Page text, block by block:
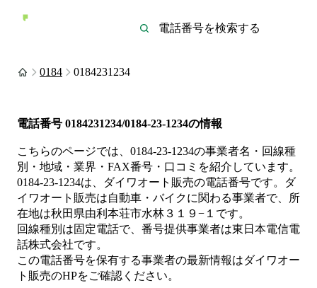
0184 0184231234
電話番号 0184231234/0184-23-1234の情報
こちらのページでは、 0184-23-1234の事業者名・回線種
別・地域・業界・FAX番号・口コミを紹介しています。
0184-23-1234は、 ダイワオート販売の電話番号です。
ダ
イワオート販売は自動車・バイクに関わる事業者で、所
在地は秋田県由利本荘市水林３１９−１ です。
回線種別は固定電話で、番号提供事業者は東日本電信電
話株式会社です。
この電話番号を保有する事業者の最新情報はダイワオー
ト販売のHPをご確認ください。